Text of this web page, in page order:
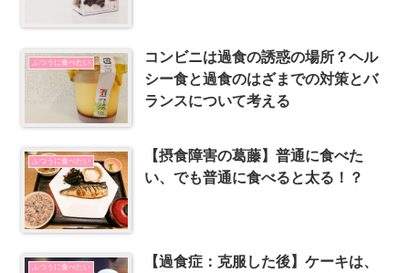
ふつうに食べたい
コンビニは過食の誘惑の場所？ヘル
シー食と過食のはざまでの対策とバ
ランスについて考える
ふつうに食べたい
【摂食障害の葛藤】普通に食べた
い、でも普通に食べると太る！？
ふつうに食べたい
【過食症：克服した後】ケーキは、